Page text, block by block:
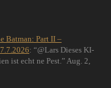
Batman: Part II –
: “@Lars Dieses KI-
ist echt ne Pest. ” Aug. 2,